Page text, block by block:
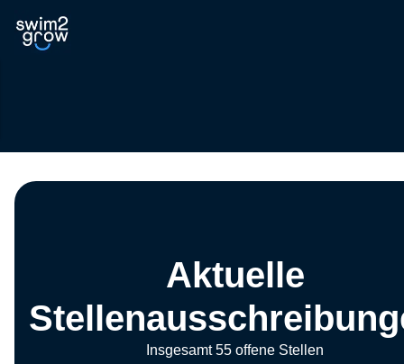
Aktuelle
Insgesamt 55 offene Stellen